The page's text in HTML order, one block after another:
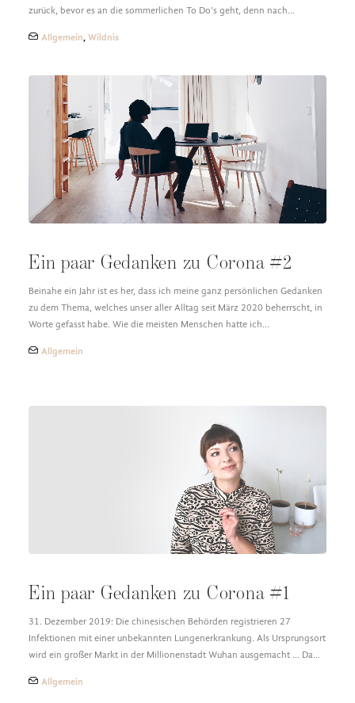
zurück, bevor es an die sommerlichen To Do’s geht, denn nach…
Allgemein, Wildnis
Ein paar Gedanken zu Corona #2
Beinahe ein Jahr ist es her, dass ich meine ganz persönlichen Gedanken
zu dem Thema, welches unser aller Alltag seit März 2020 beherrscht, in
Worte gefasst habe. Wie die meisten Menschen hatte ich…
Allgemein
Ein paar Gedanken zu Corona #1
31. Dezember 2019: Die chinesischen Behörden registrieren 27
Infektionen mit einer unbekannten Lungenerkrankung. Als Ursprungsort
wird ein großer Markt in der Millionenstadt Wuhan ausgemacht ... Da…
Allgemein